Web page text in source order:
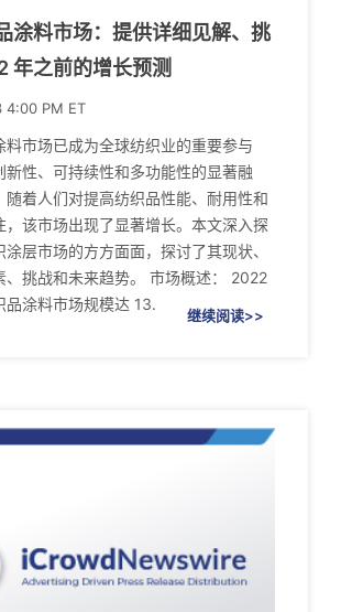
涂料市场：提供详细见解、挑
年之前的增长预测
4:00 PM ET
料市场已成为全球纺织业的重要参与
新性、可持续性和多功能性的显著融
随着人们对提高纺织品性能、耐用性和
，该市场出现了显著增长。本文深入探
层市场的方方面面，探讨了其现状、
、挑战和未来趋势。 市场概述： 2022
品涂料市场规模达 13.
继续阅读>>